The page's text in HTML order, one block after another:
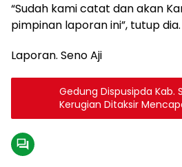
“Sudah kami catat dan akan
pimpinan laporan ini”, tutup dia.
Laporan. Seno Aji
Gedung Dispusipda Kab.
Kerugian Ditaksir